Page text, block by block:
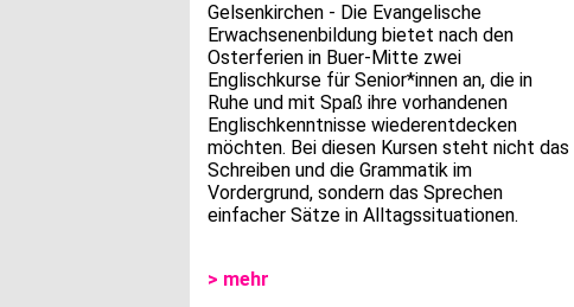
Gelsenkirchen - Die Evangelische
Erwachsenenbildung bietet nach den
Osterferien in Buer-Mitte zwei
Englischkurse für Senior*innen an, die in
Ruhe und mit Spaß ihre vorhandenen
Englischkenntnisse wiederentdecken
möchten. Bei diesen Kursen steht nicht das
Schreiben und die Grammatik im
Vordergrund, sondern das Sprechen
einfacher Sätze in Alltagssituationen.
> mehr